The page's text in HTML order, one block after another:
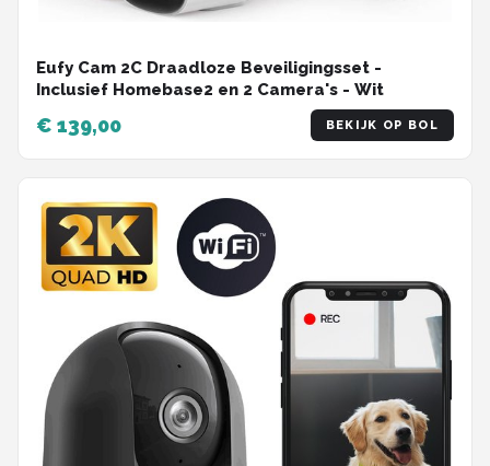
Eufy Cam 2C Draadloze Beveiligingsset -
Inclusief Homebase2 en 2 Camera's - Wit
€ 139,00 BEKIJK OP BOL